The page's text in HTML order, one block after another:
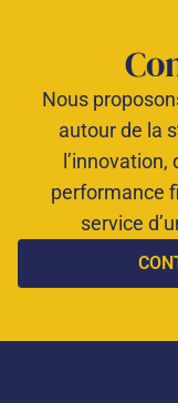
Nous
autour de la
performance
service